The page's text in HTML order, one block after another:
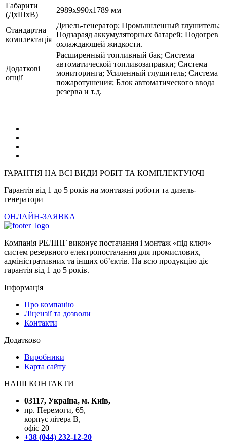
Габарити
(ДхШхВ)
2989х990х1789 мм
Стандартна
комплектація
Дизель-генератор; Промышленный глушитель;
Подзараяд аккумуляторных батарей; Подогрев
охлаждающей жидкости.
Додаткові
опції
Расширенный топливный бак; Система
автоматической топливозаправки; Система
мониторинга; Усиленный глушитель; Система
пожаротушения; Блок автоматического ввода
резерва и т.д.
ГАРАНТІЯ НА ВСІ ВИДИ РОБІТ ТА КОМПЛЕКТУЮЧІ
Гарантія від 1 до 5 років на монтажні роботи та дизель-
генератори
ОНЛАЙН-ЗАЯВКА
Компанія РЕЛІНГ виконує постачання і монтаж «під ключ»
систем резервного електропостачання для промислових,
адміністративних та інших об’єктів. На всю продукцію діє
гарантія від 1 до 5 років.
Інформація
Про компанію
Ліцензії та дозволи
Контакти
Додатково
Виробники
Карта сайту
НАШІ КОНТАКТИ
03117, Україна, м. Київ,
пр. Перемоги, 65,
корпус літера В,
офіс 20
+38 (044) 232-12-20